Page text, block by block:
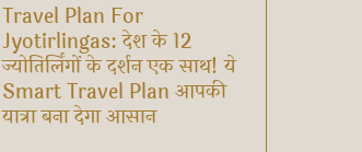
Travel Plan For
Jyotirlingas: देश के 12
ज्योतिर्लिंगों के दर्शन एक साथ! ये
Smart Travel Plan आपकी
यात्रा बना देगा आसान